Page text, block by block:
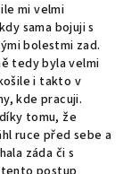
mi velmi
sama bojuji s
bolestmi zad.
tedy byla velmi
i takto v
kde pracuji.
tomu, že
ruce před sebe a
záda či s